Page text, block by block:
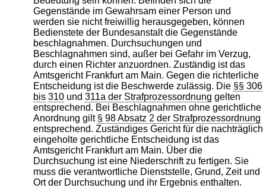
Gegenstände im Gewahrsam einer Person und
werden sie nicht freiwillig herausgegeben, können
Bedienstete der Bundesanstalt die Gegenstände
beschlagnahmen. Durchsuchungen und
Beschlagnahmen sind, außer bei Gefahr im Verzug,
durch einen Richter anzuordnen. Zuständig ist das
Amtsgericht Frankfurt am Main. Gegen die richterliche
Entscheidung ist die Beschwerde zulässig. Die §§ 306
bis 310und 311a der Strafprozessordnung gelten
entsprechend. Bei Beschlagnahmen ohne gerichtliche
Anordnung gilt § 98 Absatz 2 der Strafprozessordnung
entsprechend. Zuständiges Gericht für die nachträglich
eingeholte gerichtliche Entscheidung ist das
Amtsgericht Frankfurt am Main. Über die
Durchsuchung ist eine Niederschrift zu fertigen. Sie
muss die verantwortliche Dienststelle, Grund, Zeit und
Ort der Durchsuchung und ihr Ergebnis enthalten.